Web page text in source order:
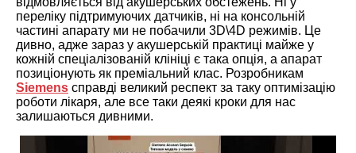
переліку підтримуючих датчиків, ні на консольній
частині апарату ми не побачили 3D\4D режимів. Це
дивно, адже зараз у акушерській практиці майже у
кожній спеціалізованій клініці є така опція, а апарат
позиціонують як преміальний клас. Розробникам
Siemens справді великий респект за таку оптимізацію
роботи лікаря, але все таки деякі кроки для нас
залишаються дивними.